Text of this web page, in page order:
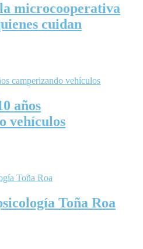
microcooperativa
cuidan
años
vehículos
Toña Roa